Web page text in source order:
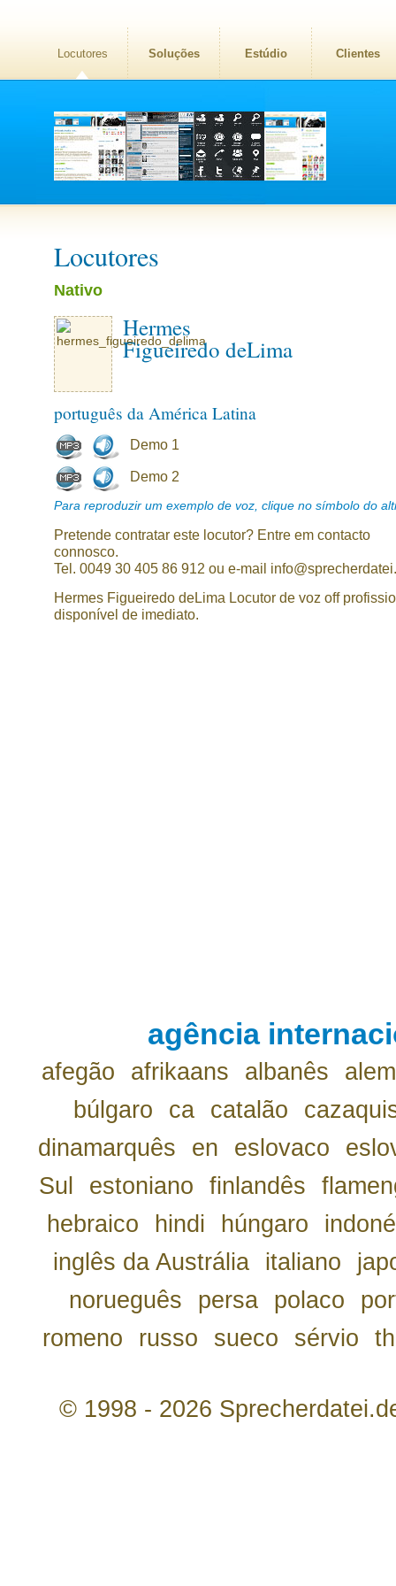
Locutores Soluções Estúdio Clientes
Locutores
Nativo
Hermes
Figueiredo deLima
português da América Latina
Demo 1
Demo 2
Para reproduzir um exemplo de voz, clique no símbolo do
Pretende contratar este locutor? Entre em contacto
connosco.
Tel. 0049 30 405 86 912 ou e-mail
Hermes Figueiredo deLima Locutor de voz off
disponível de imediato.
agência
afegão afrikaans albanês
búlgaro
ca catalão
dinamarquês
en eslovaco
Sul
estoniano finlandês
hebraico
hindi húngaro
inglês da Austrália
italiano
norueguês
persa polaco
romeno
russo sueco sérvio th
© 1998 - 2026